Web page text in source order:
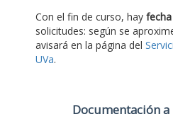
Con el fin de curso, hay
solicitudes: según se
avisará en la página del
UVa.
Documentación a